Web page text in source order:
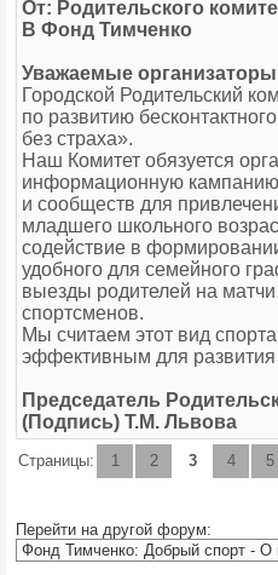
От: Родительского
В Фонд Тимченко
Уважаемые организаторы
Городской Родительский
по развитию
без страха».
Наш Комитет обязуется
информационную кампанию
и сообществ для
младшего школьного
содействие в
удобного для семейного
выезды родителей на
спортсменов.
Мы считаем этот вид
эффективным для развития
Председатель
(Подпись) Т.М. Львова
Страницы: 1 2 3 4 5
Перейти на другой форум: